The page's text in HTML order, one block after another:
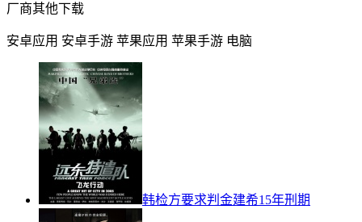
厂商其他下载
安卓应用 安卓手游 苹果应用 苹果手游 电脑
韩检方要求判金建希15年刑期